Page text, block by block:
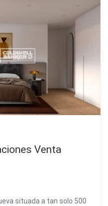
Venta
situada a tan solo 500